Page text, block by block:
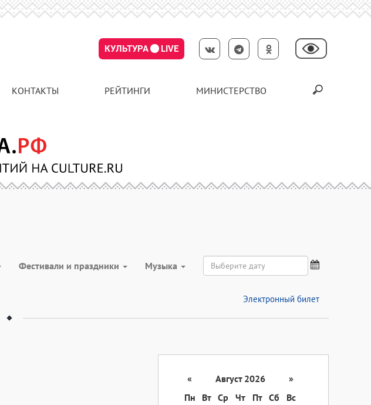
КУЛЬТУРА LIVE
КОНТАКТЫ РЕЙТИНГИ МИНИСТЕРСТВО
Фестивали и праздники Музыка
Электронный билет
« Август 2026
»
Пн
Вт Ср Чт Пт Сб
Вс